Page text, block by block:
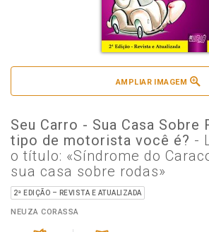
AMPLIAR IMAGEM
Seu Carro - Sua Casa Sobre
tipo de motorista você é? -
o título: «Síndrome do
sua casa sobre rodas»
2ª EDIÇÃO – REVISTA E ATUALIZADA
NEUZA CORASSA